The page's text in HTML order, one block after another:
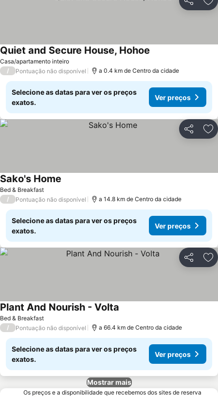
Partilhar
Casa/apartamento inteiro
Quiet and Secure House, Hohoe
/ Pontuação não disponível a 0.4 km de Centro da cidade
Selecione as datas para ver os preços
exatos.
Ver preços
Partilhar
Bed & Breakfast
Sako's Home
/ Pontuação não disponível a 14.8 km de Centro da cidade
Selecione as datas para ver os preços
exatos.
Ver preços
Partilhar
Bed & Breakfast
Plant And Nourish - Volta
/ Pontuação não disponível a 66.4 km de Centro da cidade
Selecione as datas para ver os preços
exatos.
Ver preços
Mostrar mais
Os preços e a disponibilidade que recebemos dos sites de reserva